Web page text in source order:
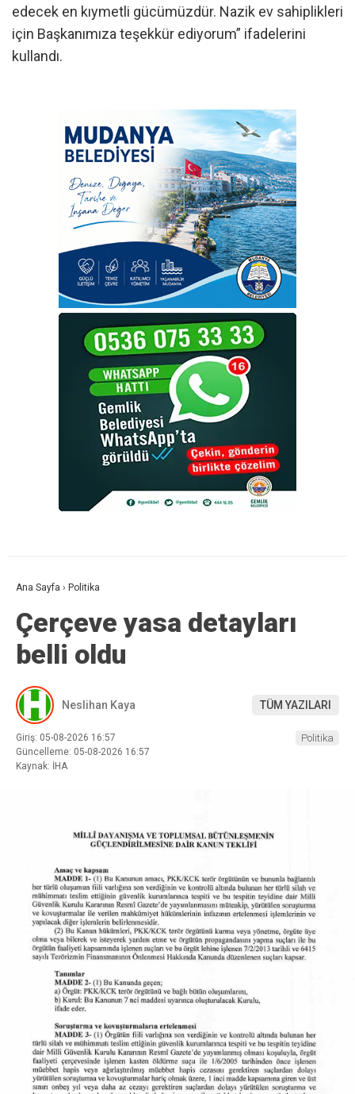
edecek en kıymetli gücümüzdür. Nazik ev sahiplikleri
için Başkanımıza teşekkür ediyorum” ifadelerini
kullandı.
Ana Sayfa › Politika
Çerçeve yasa detayları
belli oldu
Neslihan Kaya TÜM YAZILARI
Giriş: 05-08-2026 16:57
Güncelleme: 05-08-2026 16:57
Kaynak: İHA
Politika